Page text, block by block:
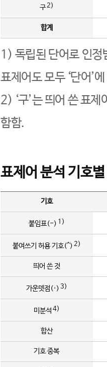
구2)
합계
1) 독립된 단어로 인정
표제어도 모두 ‘단어’
2) ‘구’는 띄어 쓴 표
함함.
표제어 분석 기호
기호
붙임표(-) 1)
붙여쓰기 허용 기호(^) 2)
띄어 쓴 것
가운뎃점(·) 3)
미분석 4)
합산
기호 중복